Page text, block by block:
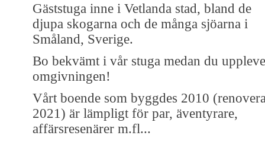
Gäststuga inne i Vetlanda stad, bland de
djupa skogarna och de många sjöarna i
Småland, Sverige.
Bo bekvämt i vår stuga medan du
omgivningen!
Vårt boende som byggdes 2010
2021) är lämpligt för par, äventyrare,
affärsresenärer m.fl...